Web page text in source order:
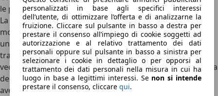
personalizzati in base agli specifici interessi
dell’utente, di ottimizzare l’offerta e di analizzarne la
fruizione. Cliccare sul pulsante in basso a destra per
prestare il consenso all’impiego di cookie soggetti ad
autorizzazione e al relativo trattamento dei dati
personali oppure sul pulsante in basso a sinistra per
selezionare i cookie in dettaglio o per opporsi al
trattamento dei dati personali nella misura in cui ha
luogo in base a legittimi interessi. Se non si intende
prestare il consenso, cliccare qui.
le potenze?
La guida dell’Audi A1 varia sensibilmente in base alla
motorizzazione scelta, ma in tutte le versioni si percepisce
una certa solidità e precisione. Disponibile solo a stock o
tra le usate la 25 TFSI limita la potenza a 95 CV, seguendo i
vecchi criteri per renderla guidabile dai neopatentati prima
dell’ultimo aggiornamento del Codice della Strada, ma per
avere maggiori prestazioni già la 30 TFSI con il 1.0 e i suoi